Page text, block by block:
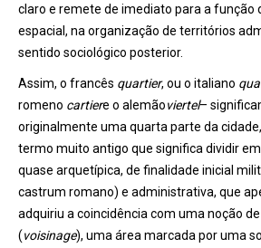
claro e remete de imediato para a função
espacial, na organização de territórios
sentido sociológico posterior.
Assim, o francês quartier, ou o italiano
romeno cartiere o alemãoviertel–
originalmente uma quarta parte da
termo muito antigo que significa dividir
quase arquetípica, de finalidade inicial
castrum romano) e administrativa, que
adquiriu a coincidência com uma noção
(voisinage), uma área marcada por uma